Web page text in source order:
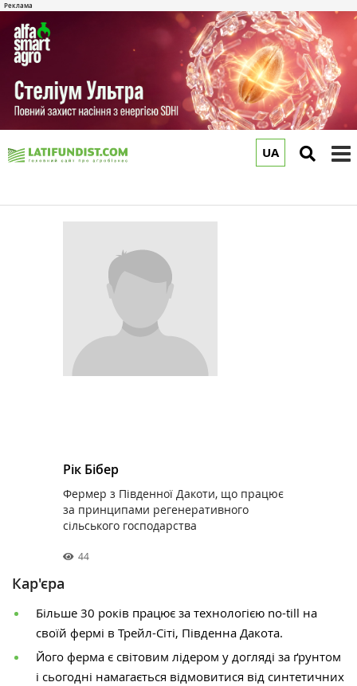
UA
Рік Бібер
Фермер з Південної Дакоти, що працює
за принципами регенеративного
сільського господарства
44
Кар'єра
Більше 30 років працює за технологією no-till на
своїй фермі в Трейл-Сіті, Південна Дакота.
Його ферма є світовим лідером у догляді за ґрунтом
і сьогодні намагається відмовитися від синтетичних